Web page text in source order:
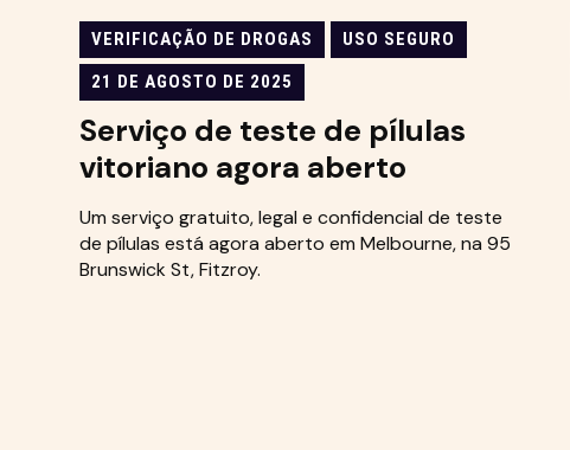
VERIFICAÇÃO DE DROGAS
USO SEGURO
21 DE AGOSTO DE 2025
Serviço de teste de pílulas
vitoriano agora aberto
Um serviço gratuito, legal e confidencial de teste
de pílulas está agora aberto em Melbourne, na 95
Brunswick St, Fitzroy.